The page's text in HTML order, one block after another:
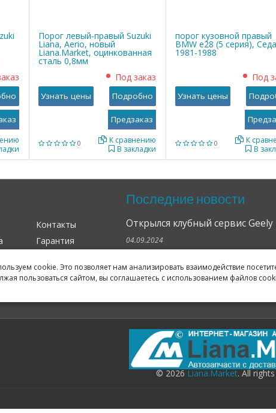
cookie. Это позволяет нам анализировать взаимодействие
пользоваться сайтом, вы соглашаетесь с использованием файлов
Порог левый-правый Suzuki
Liana, Aerio, новый
Liana.Market, оцинкованная
сталь 0,8мм
0
Под заказ
В закладки
К сравнению
Узнать цены Подробно
порог кузовной правый
BMW е28 (5 серия),
1981-1988
0
Под
В
К
Узнать цены
Контакты
Гарантия
Последние новости
Открылся клубный сервис
04.09.2024
Отзывы о нас в Яндексе и Гугле
11.02.2019
© 2026Liana.Market. All